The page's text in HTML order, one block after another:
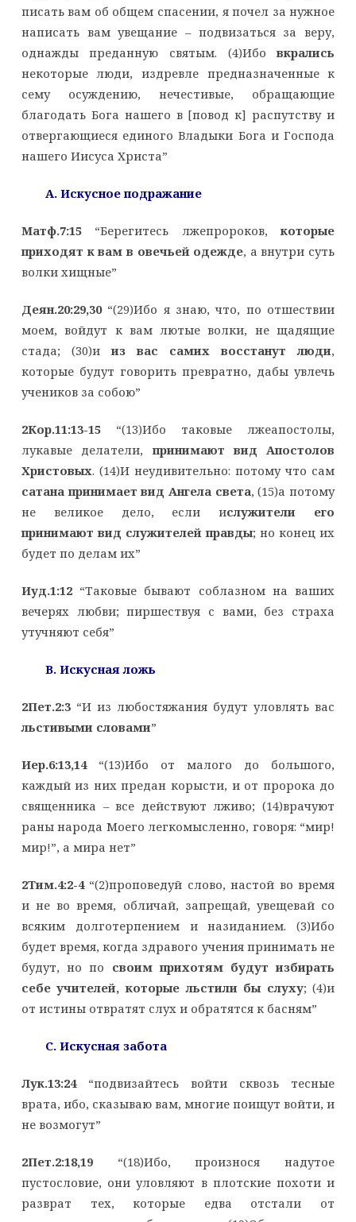
писать вам об общем спасении, я почел за нужное
написать вам увещание – подвизаться за веру,
однажды преданную святым. (4)Ибовкрались
некоторые люди, издревле предназначенные к
сему осуждению, нечестивые, обращающие
благодать Бога нашего в [повод к] распутству и
отвергающиеся единого Владыки Бога и Господа
нашего Иисуса Христа”
A. Искусное подражание
Матф.7:15“Берегитесь лжепророков,которые
приходят к вам в овечьей одежде, а внутри суть
волки хищные”
Деян.20:29,30“(29)Ибо я знаю, что, по отшествии
моем, войдут к вам лютые волки, не щадящие
стада; (30)ииз вас самих восстанут люди,
которые будут говорить превратно, дабы увлечь
учеников за собою”
2Кор.11:13-15“(13)Ибо таковые лжеапостолы,
лукавые делатели,принимают вид Апостолов
Христовых. (14)И неудивительно: потому что сам
сатана принимает вид Ангела света, (15)а потому
не великое дело, если ислужители его
принимают вид служителей правды; но конец их
будет по делам их”
Иуд.1:12“Таковые бывают соблазном на ваших
вечерях любви; пиршествуя с вами, без страха
утучняют себя”
B. Искусная ложь
2Пет.2:3“И из любостяжания будут уловлять вас
льстивыми словами”
Иер.6:13,14“(13)Ибо от малого до большого,
каждый из них предан корысти, и от пророка до
священника – все действуют лживо; (14)врачуют
раны народа Моего легкомысленно, говоря: “мир!
мир!”, а мира нет”
2Тим.4:2-4“(2)проповедуй слово, настой во время
и не во время, обличай, запрещай, увещевай со
всяким долготерпением и назиданием. (3)Ибо
будет время, когда здравого учения принимать не
будут, но по своим прихотям будут избирать
себе учителей, которые льстили бы слуху; (4)и
от истины отвратят слух и обратятся к басням”
C. Искусная забота
Лук.13:24“подвизайтесь войти сквозь тесные
врата, ибо, сказываю вам, многие поищут войти, и
не возмогут”
2Пет.2:18,19“(18)Ибо, произнося надутое
пустословие, они уловляют в плотские похоти и
разврат тех, которые едва отстали от